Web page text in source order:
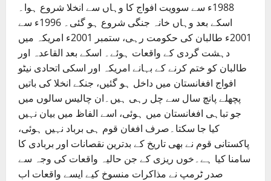
1988ء سے سوویت افواج کا وہاں سے انخلا شروع ہوا۔
اسکے بعد وہاں خانہ جنگی شروع ہو گئی۔ 1996ء سے
2001ء طالبان کی حکومت رہی، ستمبر 2001ء امریکہ میں
دہشت گردی کے واقعات ہوئے۔ اسکے بعد القاعدہ اور
طالبان کو ختم کرنے کے بہانے امریکہ اور اسکی اتحادی نیٹو
افواج افغانستان میں داخل ہو گئیں، جنکے انخلا کی باتیں
پچھلے پانچ سال سے چل رہی ہیں۔ان چالیس سالوں میں
جو تباہی افغانستان میں ہوئی، اسے الفاظ میں بیان نہیں
کیا جا سکتا۔صرف افغان قوم ہی برباد نہیں ہوئی،
پاکستانی قوم نے بھی تاریخ کے بدترین نقصانات اور بربادی کا
سامنا کیا ہے۔خوں ریزی کے جن حالیہ واقعات کی وجہ سے
صدر ٹرمپ نے مذاکرات منسوخ کیے ایسے واقعات اب